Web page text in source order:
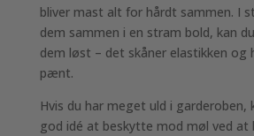
bliver mast alt for hårdt sammen. I
dem sammen i en stram bold, kan
dem løst – det skåner elastikken og
pænt.
Hvis du har meget uld i
god idé at beskytte mod møl ved at